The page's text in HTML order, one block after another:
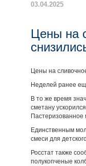
03.04.2025
Цены на
Цены на
Неделей ранее
В то же время
сметану
Единственным
смеси для
Росстат также
полукопченые